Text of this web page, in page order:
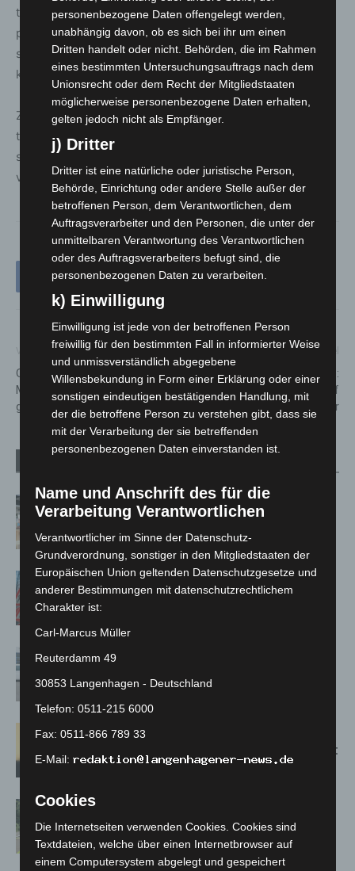
tatsächlichem Baustart, wie stark finanzielle und
politische Abwägungen die Umsetzung
sicherheitsrelevanter Infrastrukturprojekte verzögern
können.
Zugleich reagiert der Neubau auf deutlich gewachsene
technische Anforderungen im Einsatzdienst und auf
strukturelle Defizite des bisherigen Standorts, der über
viele Jahre als nicht mehr ausreichend galt.
Vorheriger Artikel
Gasaustritt am Lister Platz:
Monteur verletzt, Gebäude
geräumt
Nächster Artikel
Hannover-Kirchrode:
Wohnungsbrand greift auf
Dachstuhl über
Kunst trifft Weingenuss: Barbara-
Susann Mehring zeigt ihre Werke im
Jacques’ Wein-Depot Isernhagen
A2: Zweite Turbobaustelle startet
zwischen Hannover-West und
Niedersachsen: Feuerwehrkräfte
Spanien zurück
Hannover: Erste Tigermücken-
Population in Niedersachsen entdeckt
Neuwarmbüchen schnell eingedämmt
personenbezogene Daten offengelegt werden,
unabhängig davon, ob es sich bei ihr um einen
Dritten handelt oder nicht. Behörden, die im Rahmen
eines bestimmten Untersuchungsauftrags nach dem
Unionsrecht oder dem Recht der Mitgliedstaaten
möglicherweise personenbezogene Daten erhalten,
gelten jedoch nicht als Empfänger.
j) Dritter
Dritter ist eine natürliche oder juristische Person,
Behörde, Einrichtung oder andere Stelle außer der
betroffenen Person, dem Verantwortlichen, dem
Auftragsverarbeiter und den Personen, die unter der
unmittelbaren Verantwortung des Verantwortlichen
oder des Auftragsverarbeiters befugt sind, die
personenbezogenen Daten zu verarbeiten.
k) Einwilligung
Einwilligung ist jede von der betroffenen Person
freiwillig für den bestimmten Fall in informierter Weise
und unmissverständlich abgegebene
Willensbekundung in Form einer Erklärung oder einer
sonstigen eindeutigen bestätigenden Handlung, mit
der die betroffene Person zu verstehen gibt, dass sie
mit der Verarbeitung der sie betreffenden
personenbezogenen Daten einverstanden ist.
Name und Anschrift des für die
Verarbeitung Verantwortlichen
Verantwortlicher im Sinne der Datenschutz-
Grundverordnung, sonstiger in den Mitgliedstaaten der
Europäischen Union geltenden Datenschutzgesetze und
anderer Bestimmungen mit datenschutzrechtlichem
Charakter ist:
Carl-Marcus Müller
Reuterdamm 49
30853 Langenhagen - Deutschland
Telefon: 0511-215 6000
Fax: 0511-866 789 33
E-Mail:
Cookies
Die Internetseiten verwenden Cookies. Cookies sind
Textdateien, welche über einen Internetbrowser auf
einem Computersystem abgelegt und gespeichert